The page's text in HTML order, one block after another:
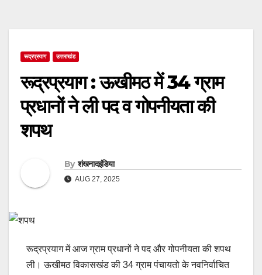
रूद्रप्रयाग उत्तराखंड
रूद्रप्रयाग : ऊखीमठ में 34 ग्राम
प्रधानों ने ली पद व गोपनीयता की
शपथ
By शंखनादइंडिया
AUG 27, 2025
रूद्रप्रयाग में आज ग्राम प्रधानों ने पद और गोपनीयता की शपथ
ली। ऊखीमठ विकासखंड की 34 ग्राम पंचायतो के नवनिर्वाचित